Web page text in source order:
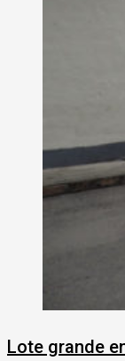
Lote grande